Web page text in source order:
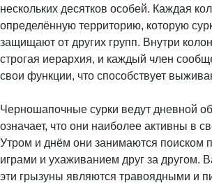
нескольких десятков особей. Каждая
определённую территорию, которую
защищают от других групп. Внутри
строгая иерархия, и каждый член
свои функции, что способствует
Черношапочные сурки ведут дневной
означает, что они наиболее активны в
Утром и днём они занимаются поиском
играми и ухаживанием друг за другом.
эти грызуны являются травоядными и